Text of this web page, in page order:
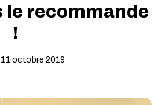
le recommande
!
11 octobre 2019